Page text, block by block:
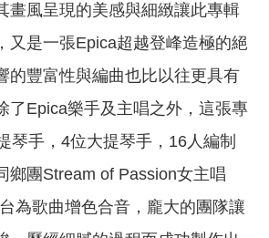
畫風呈現的美感與細緻讓此專輯
又是一張Epica超越登峰造極的絕
的豐富性與編曲也比以往更具有
了Epica樂手及主唱之外，這張專
琴手，4位大提琴手，16人編制
鄉團Stream of Passion女主唱
為歌曲增色合音，龐大的團隊讓